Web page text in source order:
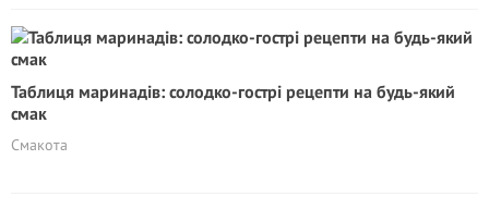
Таблиця маринадів: солодко-гострі рецепти на будь-який
смак
Смакота